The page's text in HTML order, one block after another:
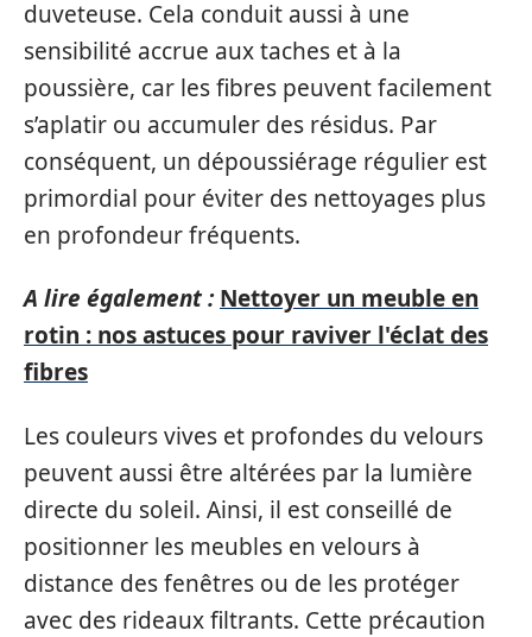
duveteuse. Cela conduit aussi à une
sensibilité accrue aux taches et à la
poussière, car les fibres peuvent facilement
s’aplatir ou accumuler des résidus. Par
conséquent, un dépoussiérage régulier est
primordial pour éviter des nettoyages plus
en profondeur fréquents.
A lire également : Nettoyer un meuble en
rotin : nos astuces pour raviver l'éclat des
fibres
Les couleurs vives et profondes du velours
peuvent aussi être altérées par la lumière
directe du soleil. Ainsi, il est conseillé de
positionner les meubles en velours à
distance des fenêtres ou de les protéger
avec des rideaux filtrants. Cette précaution